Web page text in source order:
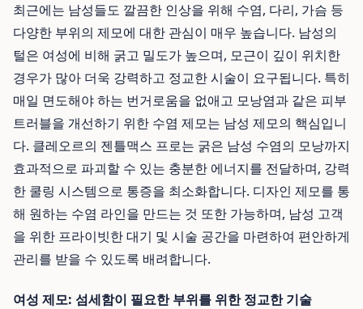
최근에는 남성들도 깔끔한 인상을 위해 수염, 다리, 가슴 등
다양한 부위의 제모에 대한 관심이 매우 높습니다. 남성의
털은 여성에 비해 굵고 밀도가 높으며, 모근이 깊이 위치한
경우가 많아 더욱 강력하고 정교한 시술이 요구됩니다. 특히
매일 면도해야 하는 번거로움을 없애고 모낭염과 같은 피부
트러블을 개선하기 위한 수염 제모는 남성 제모의 핵심입니
다. 클레오르의 젠틀맥스 프로는 굵은 남성 수염의 모낭까지
효과적으로 파괴할 수 있는 충분한 에너지를 전달하며, 강력
한 쿨링 시스템으로 통증을 최소화합니다. 디자인 제모를 통
해 원하는 수염 라인을 만드는 것 또한 가능하며, 남성 고객
을 위한 프라이빗한 대기 및 시술 공간을 마련하여 편안하게
관리를 받을 수 있도록 배려합니다.
여성 제모: 섬세함이 필요한 부위를 위한 정교한 기술